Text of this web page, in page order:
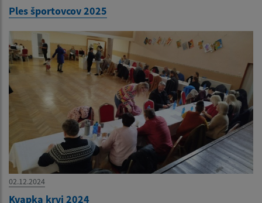
Ples športovcov 2025
02.12.2024
Kvapka krvi 2024